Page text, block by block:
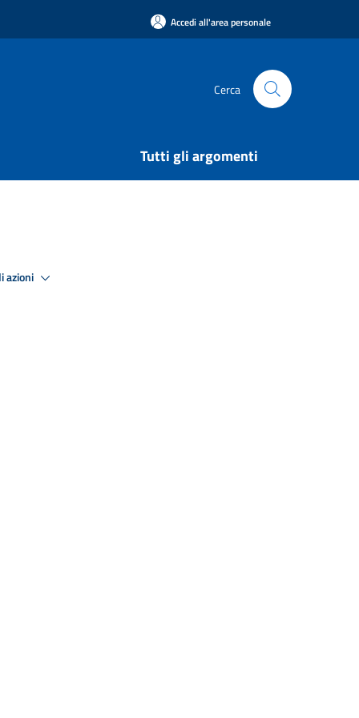
Accedi all'area personale
Cerca
Tutti gli argomenti
azioni